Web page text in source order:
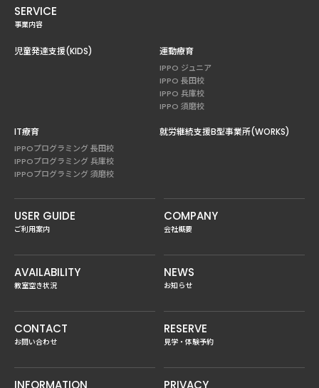
SERVICE
事業内容
児童発達支援(KIDS) 運動療育
IPPO ジュニア
IPPO 長田校
IPPO 兵庫校
IPPO 須磨校
IT療育
IPPOプログラミング 長田校
IPPOプログラミング 兵庫校
IPPOプログラミング 須磨校
就労継続支援B型事業所(WORKS)
USER GUIDE
ご利用案内
COMPANY
会社概要
AVAILABILITY
教室空き状況
NEWS
お知らせ
CONTACT
お問い合わせ
RESERVE
見学・体験予約